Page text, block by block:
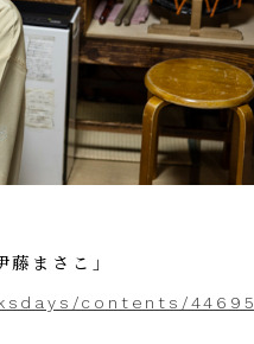
まさこ」
contents/44695